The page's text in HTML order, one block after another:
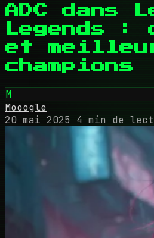
ADC dans
Legends :
et
champions
M
Mooogle
20 mai 2025
4 min de